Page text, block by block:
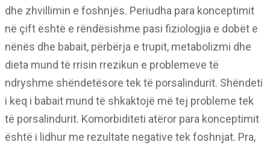
dhe zhvillimin e foshnjës. Periudha para konceptimit
në çift është e rëndësishme pasi fiziologjia e dobët e
nënës dhe babait, përbërja e trupit, metabolizmi dhe
dieta mund të rrisin rrezikun e problemeve të
ndryshme shëndetësore tek të porsalindurit. Shëndeti
i keq i babait mund të shkaktojë më tej probleme tek
të porsalindurit. Komorbiditeti atëror para konceptimit
është i lidhur me rezultate negative tek foshnjat. Pra,